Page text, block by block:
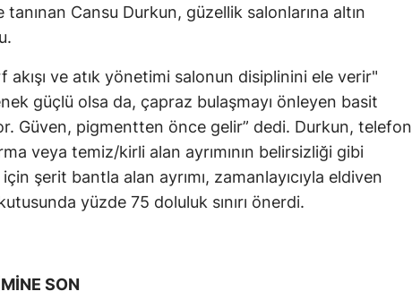
Cansu Durkun, güzellik salonlarına altın
akışı ve atık yönetimi salonun disiplinini ele verir"
güçlü olsa da, çapraz bulaşmayı önleyen basit
Güven, pigmentten önce gelir” dedi. Durkun, telefon
veya temiz/kirli alan ayrımının belirsizliği gibi
şerit bantla alan ayrımı, zamanlayıcıyla eldiven
yüzde 75 doluluk sınırı önerdi.
SON